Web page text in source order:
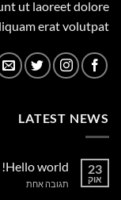
ut laoreet dolore
erat volutpat.
LATEST NEWS
23
אוק
Hello world!
תגובה אחתעל